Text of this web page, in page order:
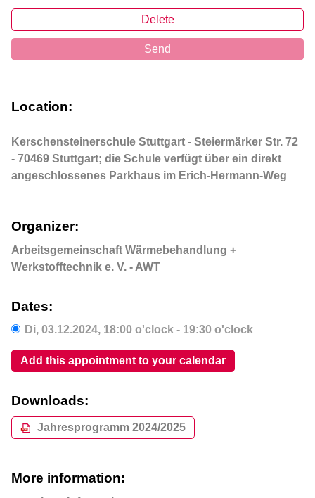
Delete
Send
Location:
Kerschensteinerschule Stuttgart - Steiermärker Str. 72
- 70469 Stuttgart; die Schule verfügt über ein direkt
angeschlossenes Parkhaus im Erich-Hermann-Weg
Organizer:
Arbeitsgemeinschaft Wärmebehandlung +
Werkstofftechnik e. V. - AWT
Dates:
Di,03.12.2024, 18:00 o'clock - 19:30 o'clock
Add this appointment to your calendar
Downloads:
Jahresprogramm 2024/2025
More information: